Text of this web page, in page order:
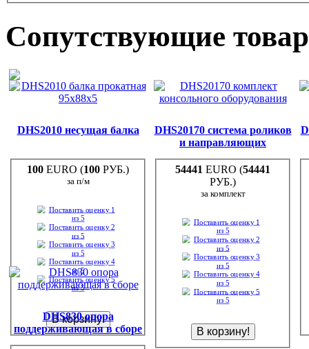
Сопутствующие
DHS2010 несущая балка
100 EURO (100 РУБ.)
за п/м
DHS20170 система роликов
и направляющих
54441 EURO (54441
РУБ.)
за комплект
DHS830 опора
поддерживающая в сборе